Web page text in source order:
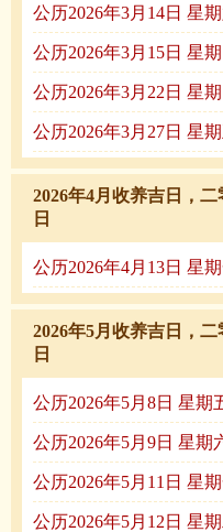
公历2026年3月14日 星
公历2026年3月15日 星
公历2026年3月22日 星
公历2026年3月27日 星
2026年4月收养吉日，
日
公历2026年4月13日 星
2026年5月收养吉日，
日
公历2026年5月8日 星
公历2026年5月9日 星
公历2026年5月11日 星
公历2026年5月12日 星